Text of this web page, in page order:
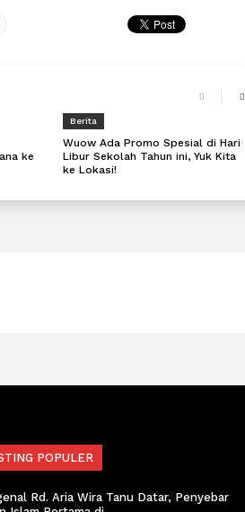
ke
Berita
Wuow Ada Promo Spesial di Hari
Libur Sekolah Tahun ini, Yuk Kita
ke Lokasi!
POPULER
Rd. Aria Wira Tanu Datar, Penyebar